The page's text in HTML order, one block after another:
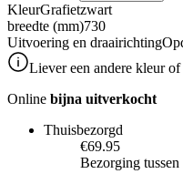
KleurGrafietzwart
breedte (mm)730
Uitvoering en draairichting
Liever een andere kleur
Online bijna uitverkocht
Thuisbezorgd
€69.95
Bezorging tussen